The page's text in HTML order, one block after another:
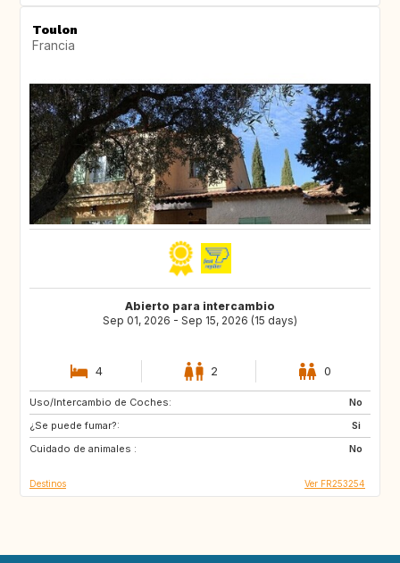
Toulon
Francia
Abierto para intercambio
Sep 01, 2026 - Sep 15, 2026 (15 days)
4 2 0
Uso/Intercambio de Coches:
No
¿Se puede fumar?:
Si
Cuidado de animales :
No
IT
Destinos Ver FR253254